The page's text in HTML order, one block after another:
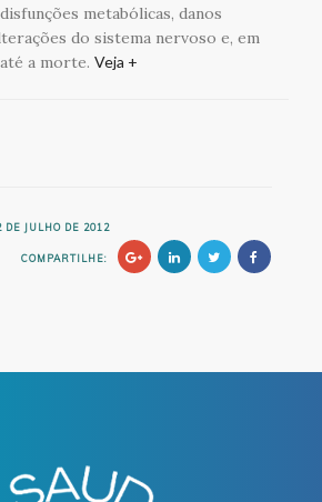
metabólicas, danos
do sistema nervoso e, em
a morte. Veja +
JULHO DE 2012
COMPARTILHE: